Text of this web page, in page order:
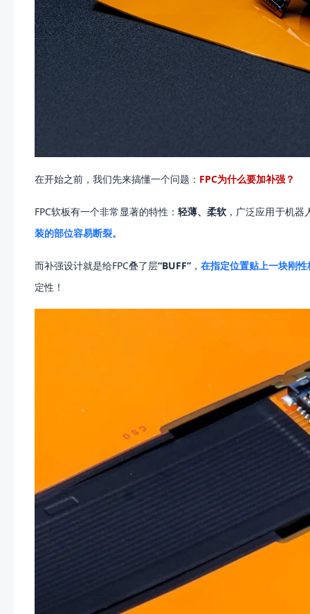
在开始之前，我们先来搞懂一个问题： FPC为什么要加补强？
FPC软板有一个非常显著的特性： 轻薄、柔软 ，广泛应用于机
装的部位容易断裂。
而补强设计就是给FPC叠了层“BUFF” ， 在指定位置贴上一块刚性
定性！